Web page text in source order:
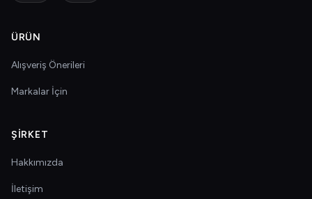
ÜRÜN
Alışveriş Önerileri
Markalar İçin
ŞIRKET
Hakkımızda
İletişim